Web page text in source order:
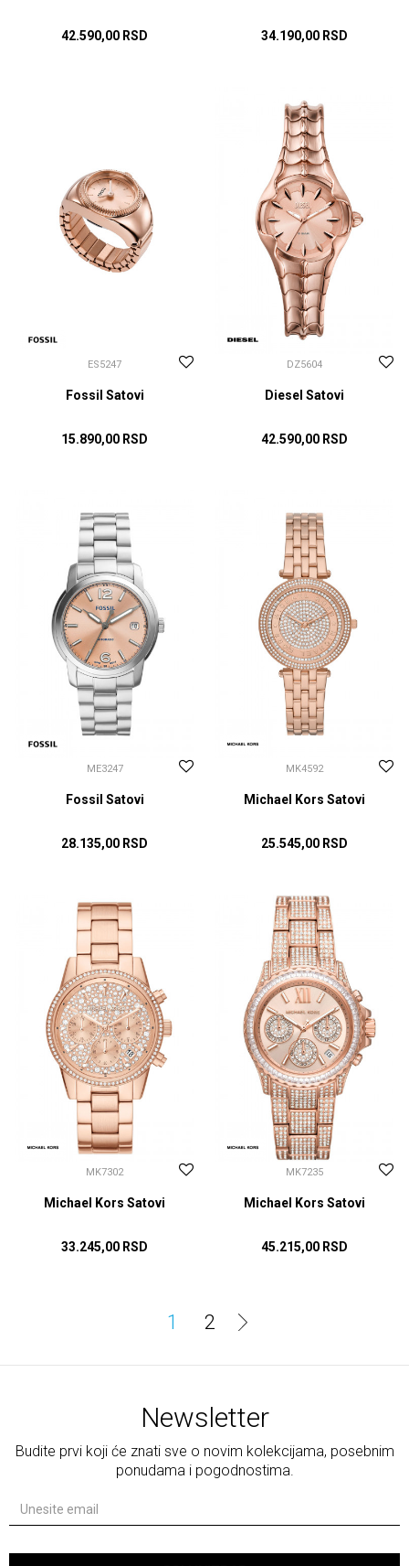
42.590,00 RSD 34.190,00 RSD
ES5247
Fossil Satovi
15.890,00 RSD
DZ5604
Diesel Satovi
42.590,00 RSD
ME3247
Fossil Satovi
28.135,00 RSD
DODAJ U KORPU
MK4592
Michael Kors Satovi
25.545,00 RSD
DODAJ U KORPU
MK7302
Michael Kors Satovi
33.245,00 RSD
MK7235
Michael Kors Satovi
45.215,00 RSD
1 2
Newsletter
Budite prvi koji će znati sve o novim kolekcijama, posebnim
ponudama i pogodnostima.